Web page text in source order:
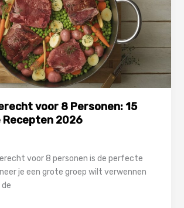
voor 8 Personen: 15
Recepten 2026
voor 8 personen is de perfecte
je een grote groep wilt verwennen